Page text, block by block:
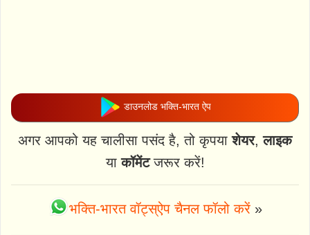
डाउनलोड भक्ति-भारत ऐप
अगर आपको यह चालीसा पसंद है, तो कृपयाशेयर,लाइक
याकॉमेंटजरूर करें!
भक्ति-भारत वॉट्स्ऐप चैनल फॉलो करें»